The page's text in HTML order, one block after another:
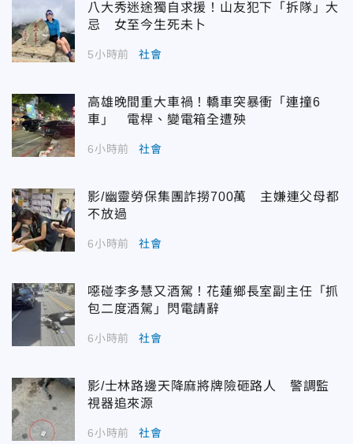
八大秀迷途獨自求援！山友犯下「拆隊」大
忌 女至今生死未卜
5小時前 社會
高雄晚間重大車禍！轎車突暴衝「連撞6
車」 電桿、變電箱全遭殃
6小時前 社會
影/幽靈勞保集團詐撈700萬 主嫌連父母都
不放過
6小時前 社會
噁碰李多慧又酒駕！花蓮鄉長室副主任「抓
包二度酒駕」閃電請辭
6小時前 社會
影/士林路邊天降麻將牌險砸路人 警調監
視器追來源
6小時前 社會